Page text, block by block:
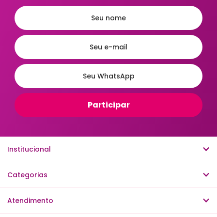
Institucional
Categorias
Atendimento